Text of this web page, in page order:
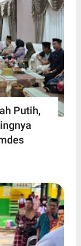
Putih,